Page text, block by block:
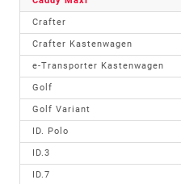
Crafter
Crafter Kastenwagen
e-Transporter Kastenwagen
Golf
Golf Variant
ID. Polo
ID.3
ID.7